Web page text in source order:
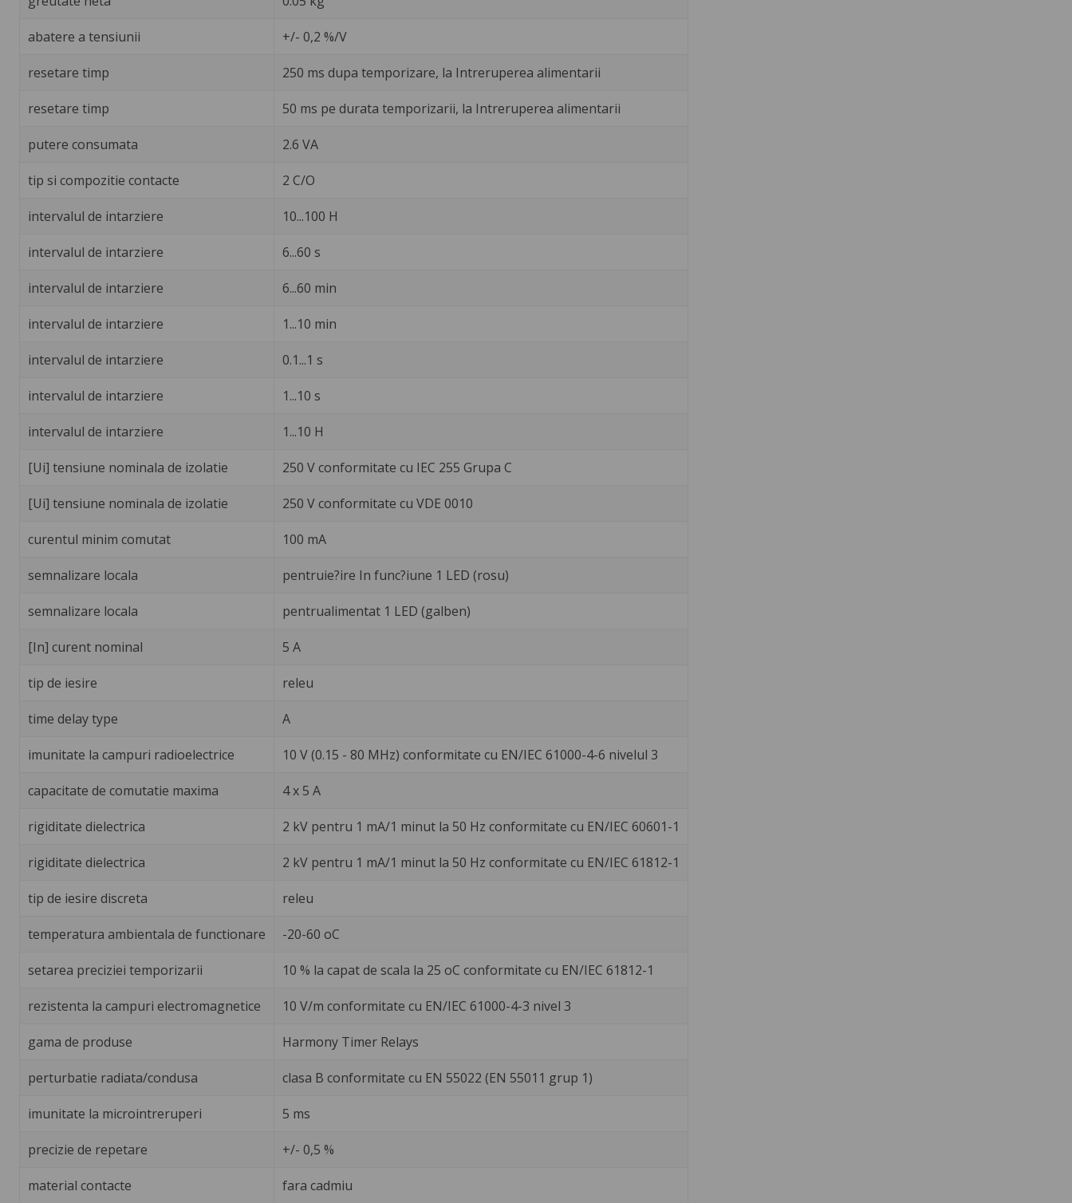
abatere a tensiunii +/- 0,2 %/V
resetare timp 250 ms dupa temporizare, la Intreruperea alimentarii
resetare timp 50 ms pe durata temporizarii, la Intreruperea alimentarii
putere consumata 2.6 VA
tip si compozitie contacte 2 C/O
intervalul de intarziere 10...100 H
intervalul de intarziere 6...60 s
intervalul de intarziere 6...60 min
intervalul de intarziere 1...10 min
intervalul de intarziere 0.1...1 s
intervalul de intarziere 1...10 s
intervalul de intarziere 1...10 H
[Ui] tensiune nominala de izolatie 250 V conformitate cu IEC 255 Grupa C
[Ui] tensiune nominala de izolatie 250 V conformitate cu VDE 0010
curentul minim comutat 100 mA
semnalizare locala pentruie?ire In func?iune 1 LED (rosu)
semnalizare locala pentrualimentat 1 LED (galben)
[In] curent nominal 5 A
tip de iesire releu
time delay type A
imunitate la campuri radioelectrice 10 V (0.15 - 80 MHz) conformitate cu EN/IEC 61000-4-6 nivelul 3
capacitate de comutatie maxima 4 x 5 A
rigiditate dielectrica 2 kV pentru 1 mA/1 minut la 50 Hz conformitate cu EN/IEC 60601-1
rigiditate dielectrica 2 kV pentru 1 mA/1 minut la 50 Hz conformitate cu EN/IEC 61812-1
tip de iesire discreta releu
temperatura ambientala de functionare -20-60 oC
setarea preciziei temporizarii 10 % la capat de scala la 25 oC conformitate cu EN/IEC 61812-1
rezistenta la campuri electromagnetice 10 V/m conformitate cu EN/IEC 61000-4-3 nivel 3
gama de produse Harmony Timer Relays
perturbatie radiata/condusa clasa B conformitate cu EN 55022 (EN 55011 grup 1)
imunitate la microintreruperi 5 ms
precizie de repetare +/- 0,5 %
material contacte fara cadmiu